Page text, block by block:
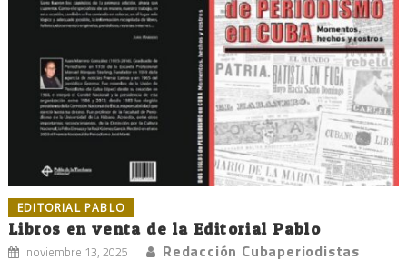
EDITORIAL PABLO
Libros en venta de la Editorial Pablo
noviembre 13, 2025 Redacción Cubaperiodistas